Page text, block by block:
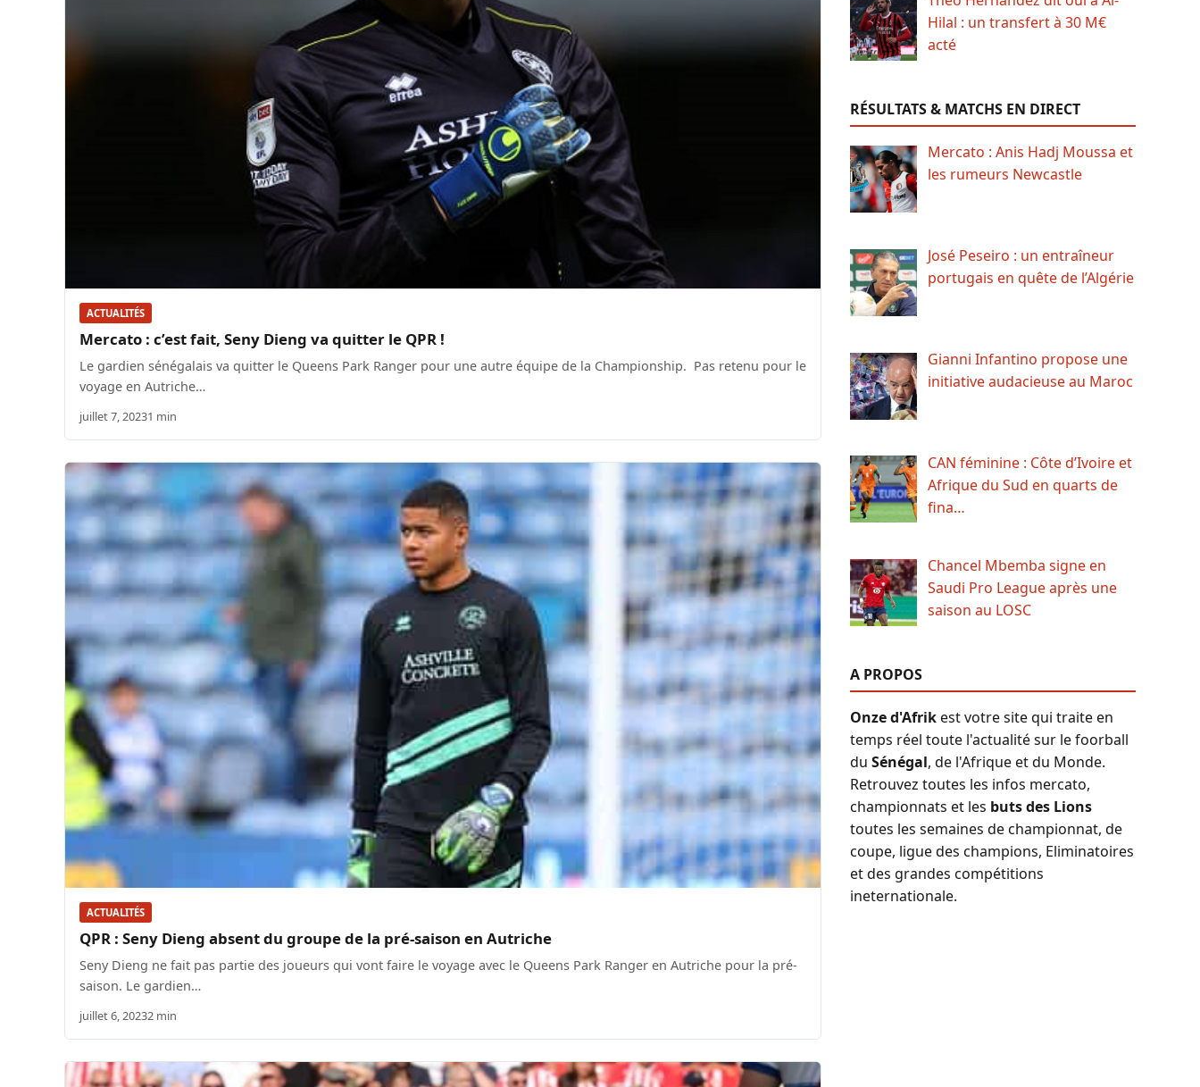
ACTUALITÉS
Mercato : c’est fait, Seny Dieng va quitter le QPR !
Le gardien sénégalais va quitter le Queens Park Ranger pour une autre équipe de la Championship. Pas retenu pour le
voyage en Autriche…
juillet 7, 20231 min
ACTUALITÉS
QPR : Seny Dieng absent du groupe de la pré-saison en Autriche
Seny Dieng ne fait pas partie des joueurs qui vont faire le voyage avec le Queens Park Ranger en Autriche pour la pré-
saison. Le gardien…
juillet 6, 20232 min
Hilal : un transfert à 30 M€
acté
RÉSULTATS & MATCHS EN DIRECT
Mercato : Anis Hadj Moussa et
les rumeurs Newcastle
José Peseiro : un entraîneur
portugais en quête de l’Algérie
Gianni Infantino propose une
initiative audacieuse au Maroc
CAN féminine : Côte d’Ivoire et
Afrique du Sud en quarts de
fina…
Chancel Mbemba signe en
Saudi Pro League après une
saison au LOSC
A PROPOS
Onze d'Afrikest votre site qui traite en
temps réel toute l'actualité sur le foorball
du Sénégal, de l'Afrique et du Monde.
Retrouvez toutes les infos mercato,
championnats et les buts des Lions
toutes les semaines de championnat, de
coupe, ligue des champions, Eliminatoires
et des grandes compétitions
ineternationale.